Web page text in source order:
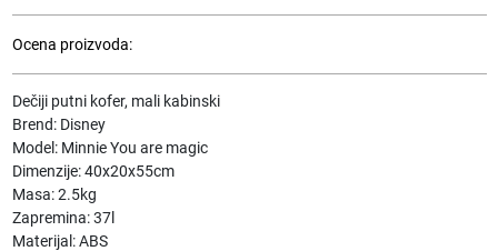
Ocena proizvoda:
Dečiji putni kofer, mali kabinski
Brend: Disney
Model: Minnie You are magic
Dimenzije: 40x20x55cm
Masa: 2.5kg
Zapremina: 37l
Materijal: ABS